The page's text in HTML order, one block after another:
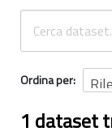
INFORMAZIONI
Ordina per
1 dataset